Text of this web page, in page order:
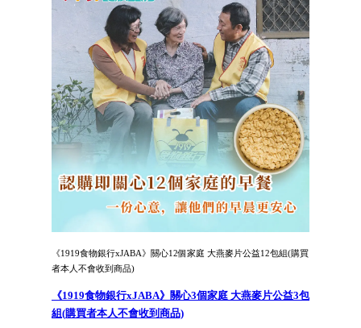
《1919食物銀行xJABA》關心12個家庭 大燕麥片公益12包組(購買
者本人不會收到商品)
《1919食物銀行xJABA》關心3個家庭 大燕麥片公益3包
組(購買者本人不會收到商品)